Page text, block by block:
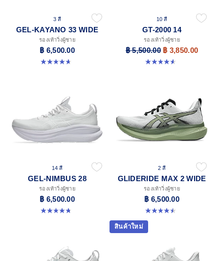
3 สี
GEL-KAYANO 33 WIDE
รองเท้าวิ่งผู้ชาย
฿ 6,500.00
4.7 จาก 5 ดาว 20 รีวิว
10 สี
GT-2000 14
รองเท้าวิ่งผู้ชาย
฿ 5,500.00 ฿ 3,850.00
4.6 จาก 5 ดาว 236 รีวิว
14 สี
GEL-NIMBUS 28
รองเท้าวิ่งผู้ชาย
฿ 6,500.00
4.7 จาก 5 ดาว 280 รีวิว
2 สี
GLIDERIDE MAX 2 WIDE
รองเท้าวิ่งผู้ชาย
฿ 6,500.00
4.5 จาก 5 ดาว 6 รีวิว
สินค้าใหม่